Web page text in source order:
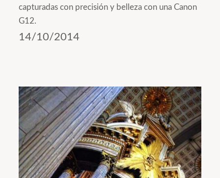
capturadas con precisión y belleza con una Canon
G12.
14/10/2014